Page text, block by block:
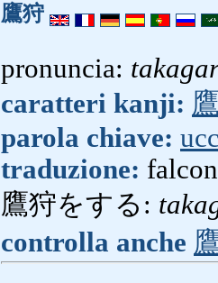
鷹狩
pronuncia:
caratteri kanji:
parola chiave:
traduzione:
鷹狩をする:
controlla anche